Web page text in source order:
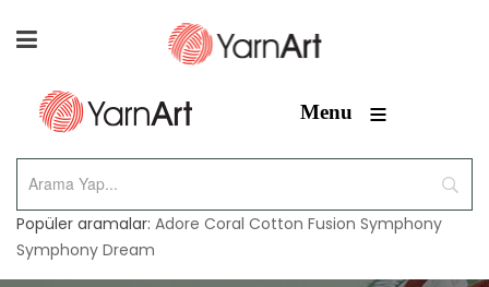
Menu ≡
Popüler aramalar: Adore Coral Cotton Fusion Symphony
Symphony Dream